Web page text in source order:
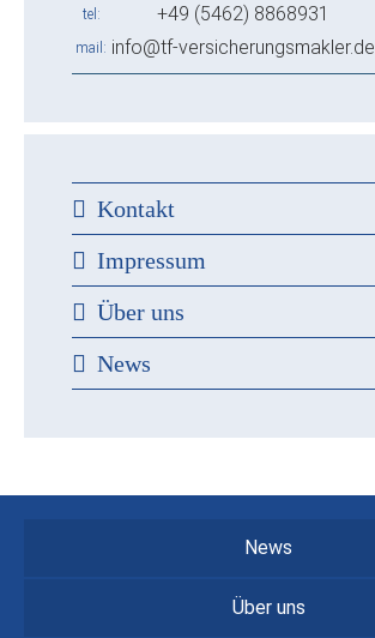
tel +49 (5462) 8868931
mail info@tf-versicherungsmakler.de
Kontakt
Impressum
Über uns
News
News
Über uns